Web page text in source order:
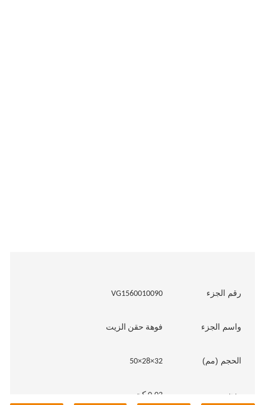
رقم الجزء VG1560010090
واسم الجزء فوهة حقن الزيت
الحجم (مم) 32×28×50
وزن 0.03 كجم